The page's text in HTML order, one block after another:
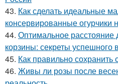
43. Как сделать идеальные
консервированные огурчики
44. Оптимальное расстояние
корзины: секреты
45. Как правильно
46. Живы ли розы после